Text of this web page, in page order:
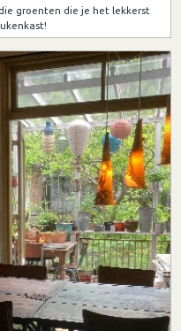
groenten die je het lekkerst